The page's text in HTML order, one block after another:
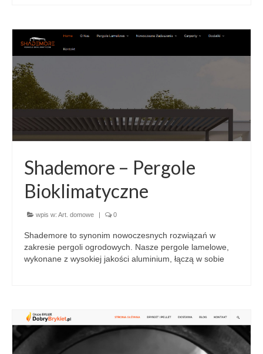
Shademore – Pergole
Bioklimatyczne
wpis w: Art. domowe | 0
Shademore to synonim nowoczesnych rozwiązań w
zakresie pergoli ogrodowych. Nasze pergole lamelowe,
wykonane z wysokiej jakości aluminium, łączą w sobie